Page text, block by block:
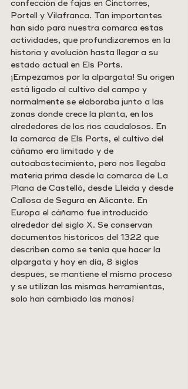
confección de fajas en Cinctorres,
Portell y Vilafranca. Tan importantes
han sido para nuestra comarca estas
actividades, que profundizaremos en la
historia y evolución hasta llegar a su
estado actual en Els Ports.
¡Empezamos por la alpargata! Su origen
está ligado al cultivo del campo y
normalmente se elaboraba junto a las
zonas donde crece la planta, en los
alrededores de los ríos caudalosos. En
la comarca de Els Ports, el cultivo del
cáñamo era limitado y de
autoabastecimiento, pero nos llegaba
materia prima desde la comarca de La
Plana de Castelló, desde Lleida y desde
Callosa de Segura en Alicante. En
Europa el cáñamo fue introducido
alrededor del siglo X. Se conservan
documentos históricos del 1322 que
describen como se tenía que hacer la
alpargata y hoy en día, 8 siglos
después, se mantiene el mismo proceso
y se utilizan las mismas herramientas,
solo han cambiado las manos!